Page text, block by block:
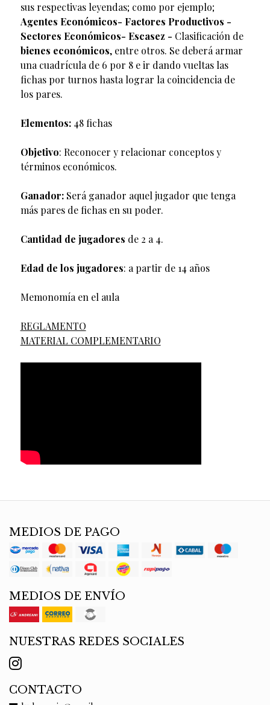
sus respectivas leyendas; como por ejemplo;
Agentes Económicos- Factores Productivos -
Sectores Económicos- Escasez - Clasificación de
bienes económicos, entre otros. Se deberá armar
una cuadrícula de 6 por 8 e ir dando vueltas las
fichas por turnos hasta lograr la coincidencia de
los pares.
Elementos: 48 fichas
Objetivo: Reconocer y relacionar conceptos y
términos económicos.
Ganador:Será ganador aquel jugador que tenga
más pares de fichas en su poder.
Cantidad de jugadores de 2 a 4.
Edad de los jugadores: a partir de 14 años
Memonomía en el aula
REGLAMENTO
MATERIAL COMPLEMENTARIO
MEDIOS DE PAGO
MEDIOS DE ENVÍO
NUESTRAS REDES SOCIALES
CONTACTO